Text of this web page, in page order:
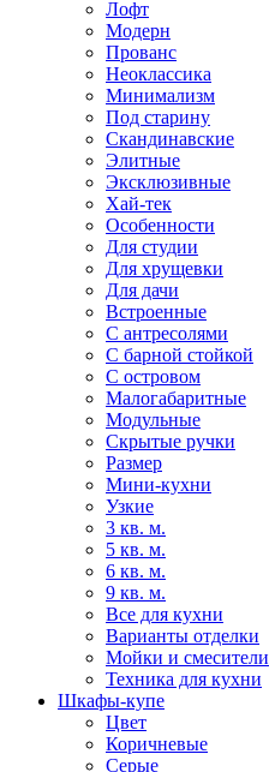
Лофт
Модерн
Прованс
Неоклассика
Минимализм
Под старину
Скандинавские
Элитные
Эксклюзивные
Хай-тек
Особенности
Для студии
Для хрущевки
Для дачи
Встроенные
С антресолями
С барной стойкой
С островом
Малогабаритные
Модульные
Скрытые ручки
Размер
Мини-кухни
Узкие
3 кв. м.
5 кв. м.
6 кв. м.
9 кв. м.
Все для кухни
Варианты отделки
Мойки и смесители
Техника для кухни
Шкафы-купе
Цвет
Коричневые
Серые